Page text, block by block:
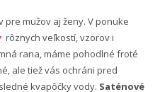
mužov aj ženy. V ponuke
rôznych veľkostí, vzorov i
rana, máme pohodlné froté
ale tiež vás ochráni pred
kvapôčky vody. Saténové